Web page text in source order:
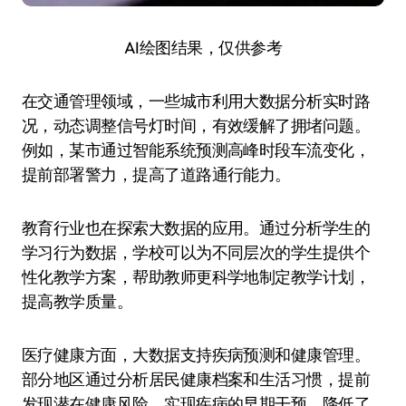
AI绘图结果，仅供参考
在交通管理领域，一些城市利用大数据分析实时路
况，动态调整信号灯时间，有效缓解了拥堵问题。
例如，某市通过智能系统预测高峰时段车流变化，
提前部署警力，提高了道路通行能力。
教育行业也在探索大数据的应用。通过分析学生的
学习行为数据，学校可以为不同层次的学生提供个
性化教学方案，帮助教师更科学地制定教学计划，
提高教学质量。
医疗健康方面，大数据支持疾病预测和健康管理。
部分地区通过分析居民健康档案和生活习惯，提前